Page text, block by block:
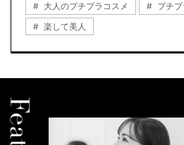
大人のプチプラコスメ
プチプ
楽して美人